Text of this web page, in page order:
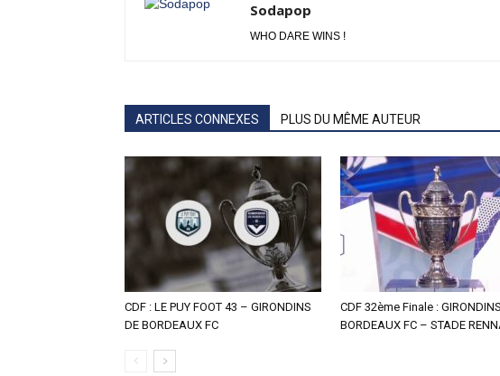
Sodapop
WHO DARE WINS !
ARTICLES CONNEXES PLUS DU MÊME AUTEUR
CDF : LE PUY FOOT 43 – GIRONDINS
DE BORDEAUX FC
CDF 32ème Finale :
BORDEAUX FC – STADE